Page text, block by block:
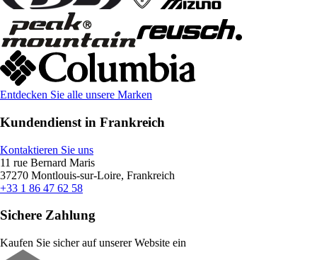
Entdecken Sie alle unsere Marken
Kundendienst in Frankreich
Kontaktieren Sie uns
11 rue Bernard Maris
37270 Montlouis-sur-Loire, Frankreich
+33 1 86 47 62 58
Sichere Zahlung
Kaufen Sie sicher auf unserer Website ein